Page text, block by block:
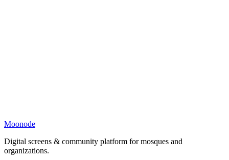
Moonode
Digital screens & community platform for mosques and
organizations.